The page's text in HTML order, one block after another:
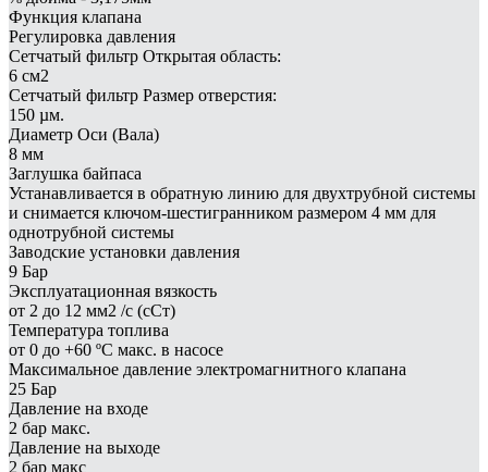
Функция клапана
Регулировка давления
Сетчатый фильтр Открытая область:
6 см2
Сетчатый фильтр Размер отверстия:
150 µм.
Диаметр Оси (Вала)
8 мм
Заглушка байпаса
Устанавливается в обратную линию для двухтрубной системы
и снимается ключом-шестигранником размером 4 мм для
однотрубной системы
Заводские установки давления
9 Бар
Эксплуатационная вязкость
от 2 до 12 мм2 /с (сСт)
Температура топлива
от 0 до +60 ºC макс. в насосе
Максимальное давление электромагнитного клапана
25 Бар
Давление на входе
2 бар макс.
Давление на выходе
2 бар макс